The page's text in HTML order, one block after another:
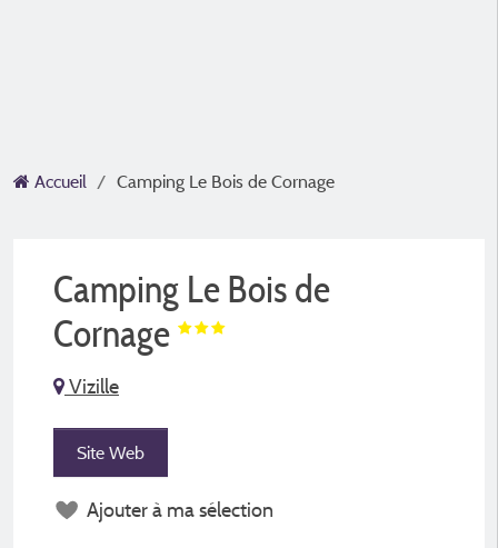
Accueil Camping Le Bois de Cornage
Camping Le Bois de
Cornage
Vizille
Site Web
Ajouter à ma sélection